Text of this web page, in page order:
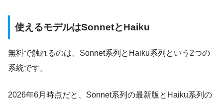
使えるモデルはSonnetとHaiku
無料で触れるのは、Sonnet系列とHaiku系列という2つの
系統です。
2026年6月時点だと、Sonnet系列の最新版とHaiku系列の